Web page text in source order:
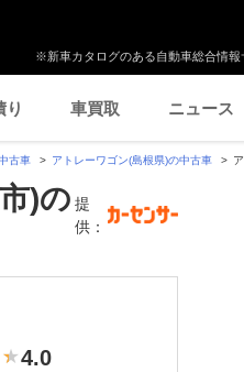
※新車カタログのある自動車総合情報
り 車買取 ニュース
古車 アトレーワゴン(島根県)の中古車
)の 提
供：
4.0